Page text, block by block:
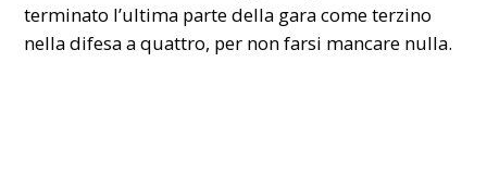
terminato l’ultima parte della gara come terzino
nella difesa a quattro, per non farsi mancare nulla.